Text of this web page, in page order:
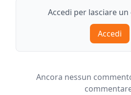
Accedi per lasciare
Accedi
Ancora nessun